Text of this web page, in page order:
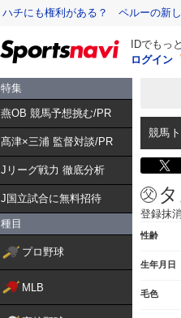
ハチにも権利がある？ ペルーの新
IDでもっ
ログイン
特集
燕OB 競馬予想挑む/PR
髙津×三浦 監督対談/PR
Jリーグ戦力 徹底分析
J国立試合に無料招待
種目
プロ野球
MLB
競馬
登録抹消
性齢
生年月日
毛色